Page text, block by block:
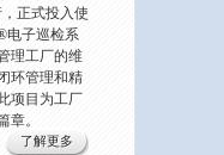
正式投入使
电子巡检系
理工厂的维
环管理和精
项目为工厂
章。
了解更多